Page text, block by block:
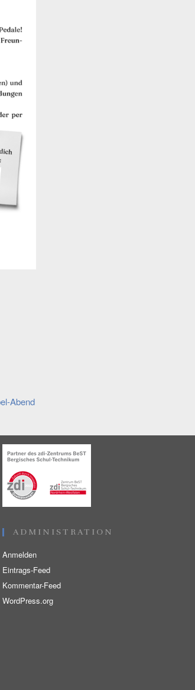
Abend
ADMINISTRATION
Anmelden
Eintrags-Feed
Kommentar-Feed
WordPress.org